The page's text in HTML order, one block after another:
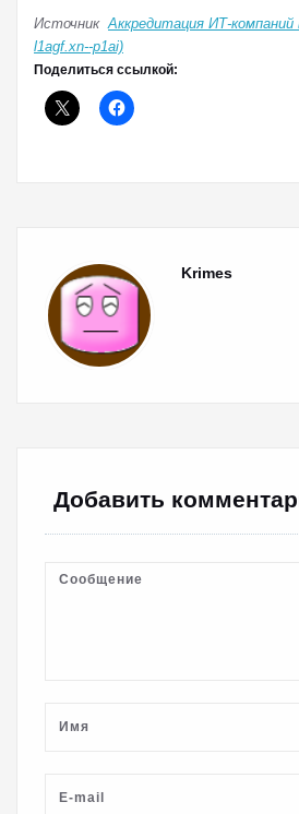
Источник Аккредитация ИТ-компаний
l1agf.xn--p1ai)
Поделиться ссылкой:
Krimes
Добавить